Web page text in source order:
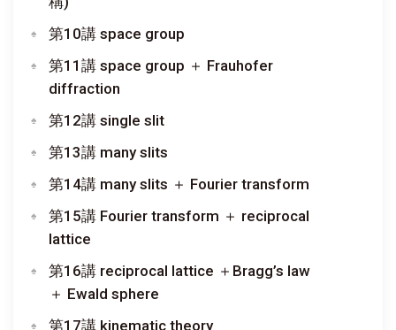
第10講 space group
第11講 space group ＋ Frauhofer
diffraction
第12講 single slit
第13講 many slits
第14講 many slits ＋ Fourier transform
第15講 Fourier transform ＋ reciprocal
lattice
第16講 reciprocal lattice ＋Bragg’s law
＋ Ewald sphere
第17講 kinematic theory